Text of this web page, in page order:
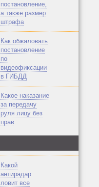
постановление,
а также размер
штрафа
Как обжаловать
постановление
по
видеофиксации
в ГИБДД
Какое наказание
за передачу
руля лицу без
прав
Какой
антирадар
ловит все